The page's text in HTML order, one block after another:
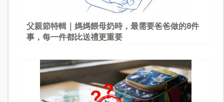
父親節特輯｜媽媽餵母奶時，最需要爸爸做的8件
事，每一件都比送禮更重要